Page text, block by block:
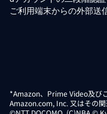
ご利用端末からの外部送
*Amazon、Prime Video及び
Amazon.com, Inc. 又はその関